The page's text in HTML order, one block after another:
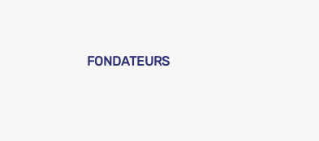
FONDATEURS